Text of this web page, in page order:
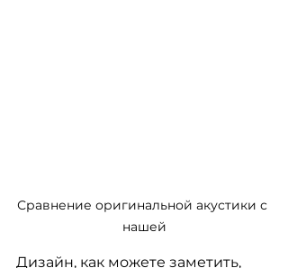
Сравнение оригинальной акустики с
нашей
Дизайн, как можете заметить,